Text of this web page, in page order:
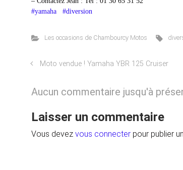
#yamaha
#diversion
Les occasions de Chambourcy Motos
Moto vendue ! Yamaha YBR 125 Cruiser
Aucun commentaire jusqu'à
Laisser un commentaire
Vous devez vous connecter pour publier